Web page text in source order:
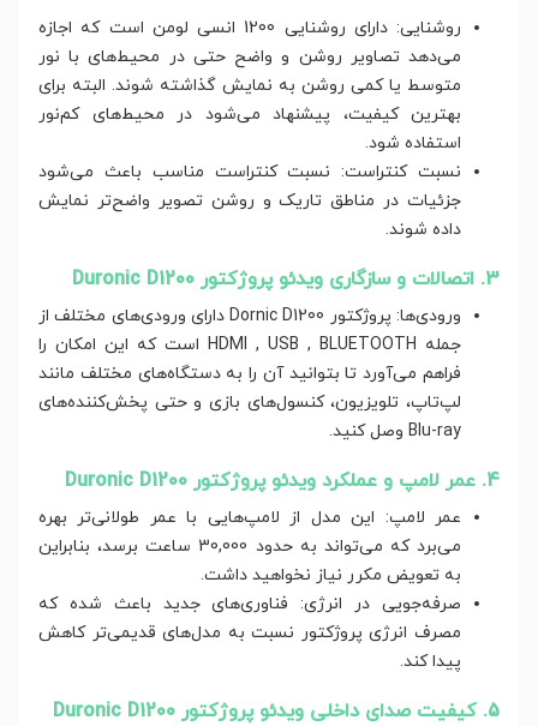
روشنایی: دارای روشنایی 1200 انسی لومن است که اجازه
می‌دهد تصاویر روشن و واضح حتی در محیط‌های با نور
متوسط یا کمی روشن به نمایش گذاشته شوند. البته برای
بهترین کیفیت، پیشنهاد می‌شود در محیط‌های کم‌نور
استفاده شود.
نسبت کنتراست: نسبت کنتراست مناسب باعث می‌شود
جزئیات در مناطق تاریک و روشن تصویر واضح‌تر نمایش
داده شوند.
3. اتصالات و سازگاری ویدئو پروژکتور Duronic D1200
ورودی‌ها: پروژکتور Dornic D1200 دارای ورودی‌های مختلف از
جمله HDMI , USB , BLUETOOTH است که این امکان را
فراهم می‌آورد تا بتوانید آن را به دستگاه‌های مختلف مانند
لپ‌تاپ، تلویزیون، کنسول‌های بازی و حتی پخش‌کننده‌های
Blu-ray وصل کنید.
4. عمر لامپ و عملکرد ویدئو پروژکتور Duronic D1200
عمر لامپ: این مدل از لامپ‌هایی با عمر طولانی‌تر بهره
می‌برد که می‌تواند به حدود 30,000 ساعت برسد، بنابراین
به تعویض مکرر نیاز نخواهید داشت.
صرفه‌جویی در انرژی: فناوری‌های جدید باعث شده که
مصرف انرژی پروژکتور نسبت به مدل‌های قدیمی‌تر کاهش
پیدا کند.
5. کیفیت صدای داخلی ویدئو پروژکتور Duronic D1200